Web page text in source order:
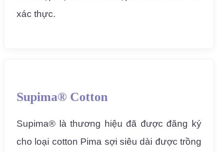
xác thực.
Supima® Cotton
Supima® là thương hiệu đã được đăng ký
cho loại cotton Pima sợi siêu dài được trồng